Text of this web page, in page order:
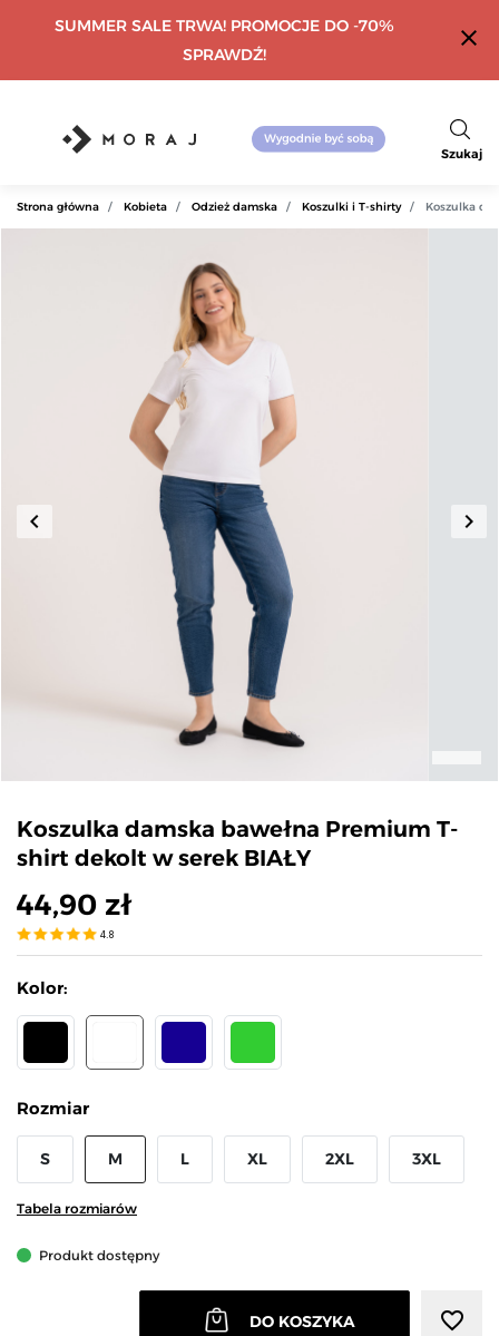
SUMMER SALE TRWA! PROMOCJE DO -70%
SPRAWDŹ!
close
Szukaj
Strona główna Kobieta Odzież damska Koszulki i T-shirty Koszulka
Poprzedni
keyboard_arrow_left keyboard_arrow_right
Koszulka damska bawełna Premium T-
shirt dekolt w serek BIAŁY
44,90 zł
4.8
Kolor:
Rozmiar
S M L XL 2XL 3XL
Tabela rozmiarów
Produkt dostępny
DO KOSZYKA favorite_border